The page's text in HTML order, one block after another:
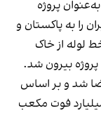
دهه ۱۹۹۰، در اصل به‌عنوان پروژه
را به پاکستان و
لوله از خاک
پروژه بیرون شد.
ایران و پاکستان در سال ۲۰۱۰ امضا شد و بر اساس
میلیون تا یک میلیارد فوت مکعب